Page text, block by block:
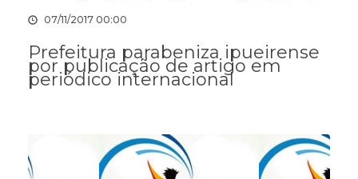
07/11/2017 00:00
Prefeitura parabeniza ipueirense
por publicação de artigo em
periódico internacional